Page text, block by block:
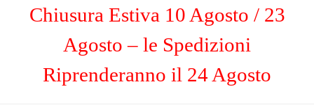
Chiusura Estiva 10 Agosto / 23
Agosto – le Spedizioni
Riprenderanno il 24 Agosto